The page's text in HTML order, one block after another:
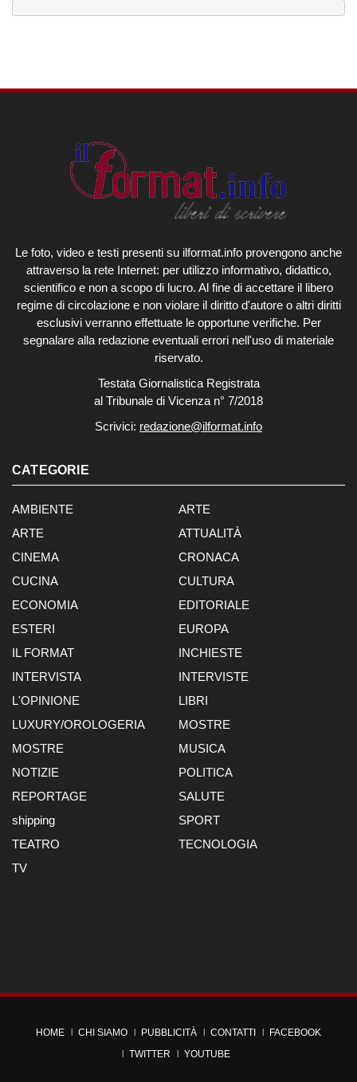
Le foto, video e testi presenti su ilformat.info provengono anche
attraverso la rete Internet: per utilizzo informativo, didattico,
scientifico e non a scopo di lucro. Al fine di accettare il libero
regime di circolazione e non violare il diritto d'autore o altri diritti
esclusivi verranno effettuate le opportune verifiche. Per
segnalare alla redazione eventuali errori nell'uso di materiale
riservato.
Testata Giornalistica Registrata
al Tribunale di Vicenza n° 7/2018
Scrivici: redazione@ilformat.info
CATEGORIE
AMBIENTE
ARTE
ARTE
ATTUALITÀ
CINEMA
CRONACA
CUCINA
CULTURA
ECONOMIA
EDITORIALE
ESTERI
EUROPA
IL FORMAT
INCHIESTE
INTERVISTA
INTERVISTE
L'OPINIONE
LIBRI
LUXURY/OROLOGERIA
MOSTRE
MOSTRE
MUSICA
NOTIZIE
POLITICA
REPORTAGE
SALUTE
shipping
SPORT
TEATRO
TECNOLOGIA
TV
HOME CHI SIAMO PUBBLICITÀ CONTATTI
FACEBOOK
TWITTER
YOUTUBE